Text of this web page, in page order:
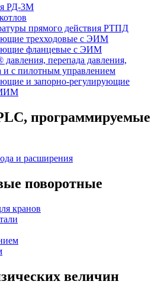
РД-3М
прямого действия РТПД
трехходовые с ЭИМ
фланцевые с ЭИМ
перепада давления,
и с пилотным управлением
и запорно-регулирующие
МИМ
программируемые
и расширения
поворотные
кранов
величин